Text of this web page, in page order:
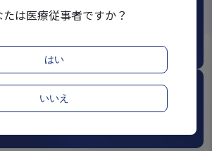
/ Workshop
たは医療従事者ですか？
はい
いいえ